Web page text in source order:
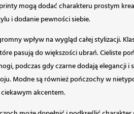
mogą dodać charakteru prostym
i dodanie pewności siebie.
wpływ na wygląd całej stylizacji.
pasują do większości ubrań. Cieliste
podczas gdy czarne dodają
Modne są również pończochy w
akcentem.